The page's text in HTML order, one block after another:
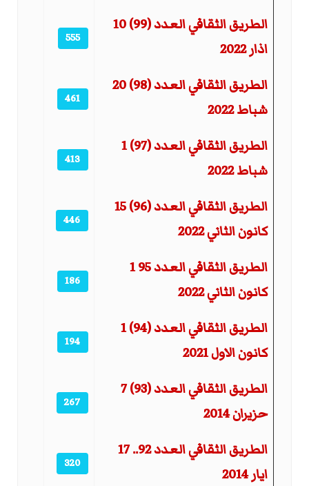
الطريق الثقافي العدد (99) 10
اذار 2022
555
الطريق الثقافي العدد (98) 20
شباط 2022
461
الطريق الثقافي العدد (97) 1
شباط 2022
413
الطريق الثقافي العدد (96) 15
كانون الثاني 2022
446
الطريق الثقافي العدد 95 1
كانون الثاني 2022
186
الطريق الثقافي العدد (94) 1
كانون الاول 2021
194
الطريق الثقافي العدد (93) 7
حزيران 2014
267
الطريق الثقافي العدد 92.. 17
ايار 2014
320